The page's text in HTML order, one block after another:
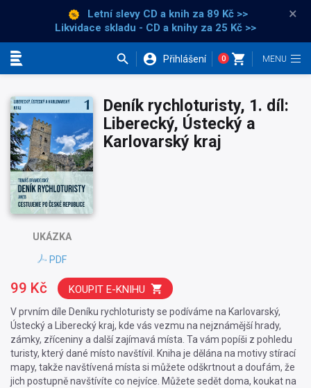
Letní slevy CD a knih za 89 Kč >>
Likvidace skladu - CD a knihy za 25 Kč >>
×
Přihlášení 0
UKÁZKA
PDF
Deník rychloturisty, 1. díl:
Liberecký, Ústecký a
Karlovarský kraj
V prvním díle Deníku rychloturisty se podíváme na Karlovarský,
Ústecký a Liberecký kraj, kde vás vezmu na nejznámější hrady,
zámky, zříceniny a další zajímavá místa. Ta vám popíši z pohledu
turisty, který dané místo navštívil. Kniha je dělána na motivy stírací
mapy, takže navštívená místa si můžete odškrtnout a doufám, že
jich postupně navštívíte co nejvíce. Můžete sedět doma, koukat na
99 Kč KOUPIT E-KNIHU